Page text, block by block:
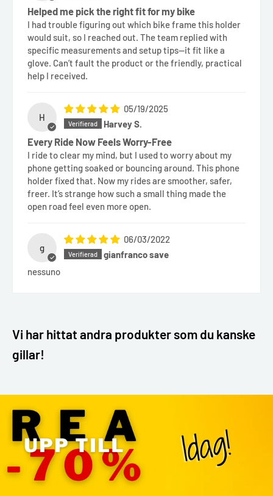
Helped me pick the right fit for my bike
I had trouble figuring out which bike frame this holder
would suit, so I reached out. The team replied with
specific measurements and setup tips—it fit like a
glove. Can’t fault the product or the friendly, practical
help I received.
H
05/19/2025
Harvey S.
Every Ride Now Feels Worry-Free
I ride to clear my mind, but I used to worry about my
phone getting soaked or bouncing around. This phone
holder fixed that. Now my rides are smoother, safer,
freer. It’s strange how such a small thing made the
open road feel even more open.
g
06/03/2022
gianfranco save
nessuno
Vi har hittat andra produkter som du kanske
gillar!